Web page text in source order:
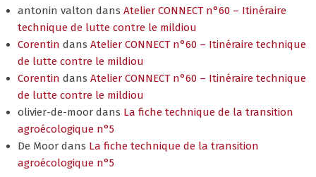
antonin valton dans Atelier CONNECT n°60 – Itinéraire
technique de lutte contre le mildiou
Corentin dans Atelier CONNECT n°60 – Itinéraire technique
de lutte contre le mildiou
Corentin dans Atelier CONNECT n°60 – Itinéraire technique
de lutte contre le mildiou
olivier-de-moor dans La fiche technique de la transition
agroécologique n°5
De Moor dans La fiche technique de la transition
agroécologique n°5